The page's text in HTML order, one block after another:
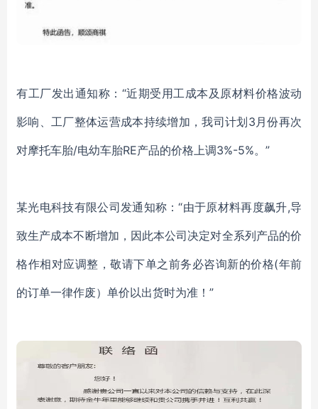
有工厂发出通知称： “近期受用工成本及原材料价格波动
影响、工厂整体运营成本持续增加，我司计划3月份再次
对摩托车胎/电幼车胎RE产品的价格上调3%-5%。”
某光电科技有限公司发通知称：“由于原材料再度飙升,导
致生产成本不断增加，因此本公司决定对全系列产品的价
格作相对应调整，敬请下单之前务必咨询新的价格(年前
的订单一律作废）单价以出货时为准！”